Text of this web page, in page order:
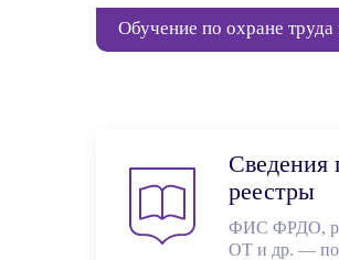
Обучение по охране
Сведения
реестры
ФИС ФРДО,
ОТ и др. — по